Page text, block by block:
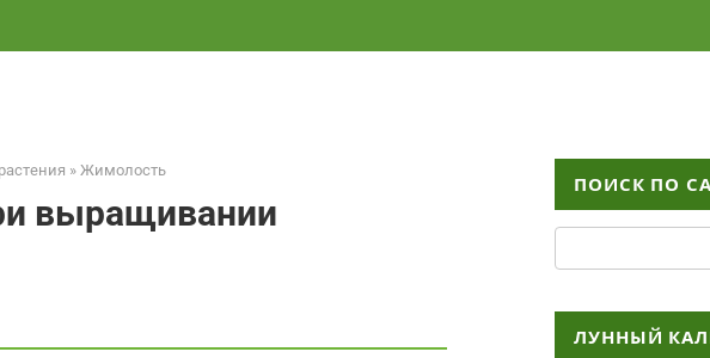
» Жимолость
выращивании
ПОИСК ПО
ЛУННЫЙ